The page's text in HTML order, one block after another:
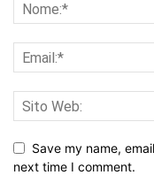
Save my name,
next time I comment.